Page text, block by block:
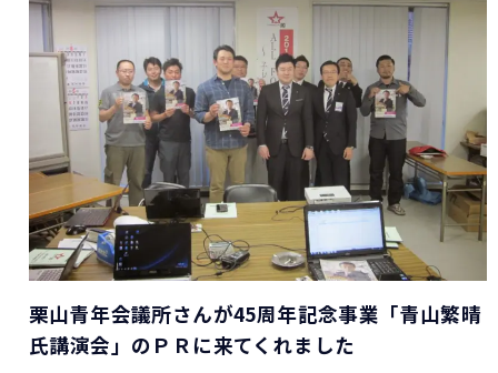
栗山青年会議所さんが45周年記念事業「青山繁晴
氏講演会」のＰＲに来てくれました